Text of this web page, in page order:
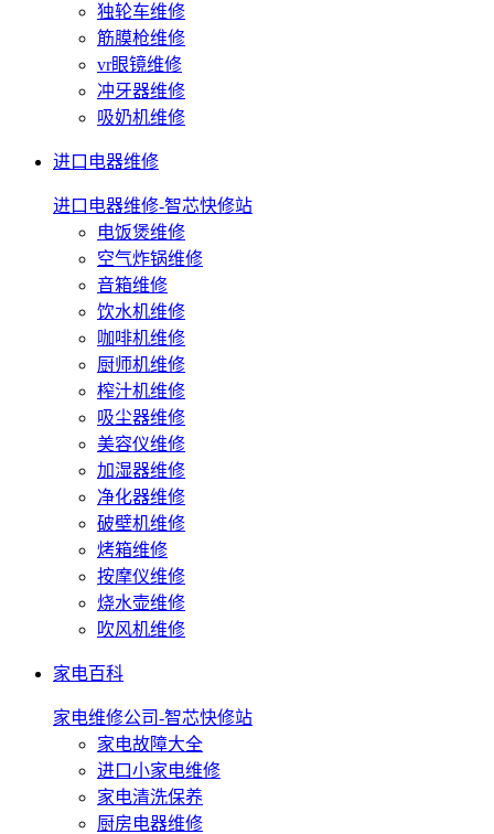
独轮车维修
筋膜枪维修
vr眼镜维修
冲牙器维修
吸奶机维修
进口电器维修
进口电器维修-智芯快修站
电饭煲维修
空气炸锅维修
音箱维修
饮水机维修
咖啡机维修
厨师机维修
榨汁机维修
吸尘器维修
美容仪维修
加湿器维修
净化器维修
破壁机维修
烤箱维修
按摩仪维修
烧水壶维修
吹风机维修
家电百科
家电维修公司-智芯快修站
家电故障大全
进口小家电维修
家电清洗保养
厨房电器维修